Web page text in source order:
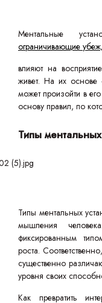
Ментальные
ограничивающие
влияют на
живет. На их основе
может произойти в
основу правил, по
Типы
Типы ментальных
мышления
фиксированным
роста.
существенно
уровня своих
Как превратить